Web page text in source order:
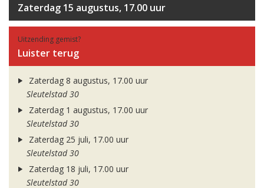
Zaterdag 15 augustus, 17.00 uur
Uitzending gemist?
Luister terug
Zaterdag 8 augustus, 17.00 uur
Sleutelstad 30
Zaterdag 1 augustus, 17.00 uur
Sleutelstad 30
Zaterdag 25 juli, 17.00 uur
Sleutelstad 30
Zaterdag 18 juli, 17.00 uur
Sleutelstad 30